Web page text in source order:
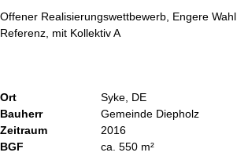
Offener Realisierungswettbewerb, Engere Wahl
Referenz, mit Kollektiv A
Ort
Syke, DE
Bauherr
Gemeinde Diepholz
Zeitraum
2016
BGF
ca. 550 m²